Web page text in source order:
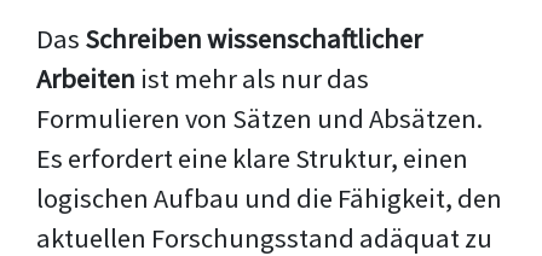
Das Schreiben wissenschaftlicher
Arbeiten ist mehr als nur das
Formulieren von Sätzen und Absätzen.
Es erfordert eine klare Struktur, einen
logischen Aufbau und die Fähigkeit, den
aktuellen Forschungsstand adäquat zu